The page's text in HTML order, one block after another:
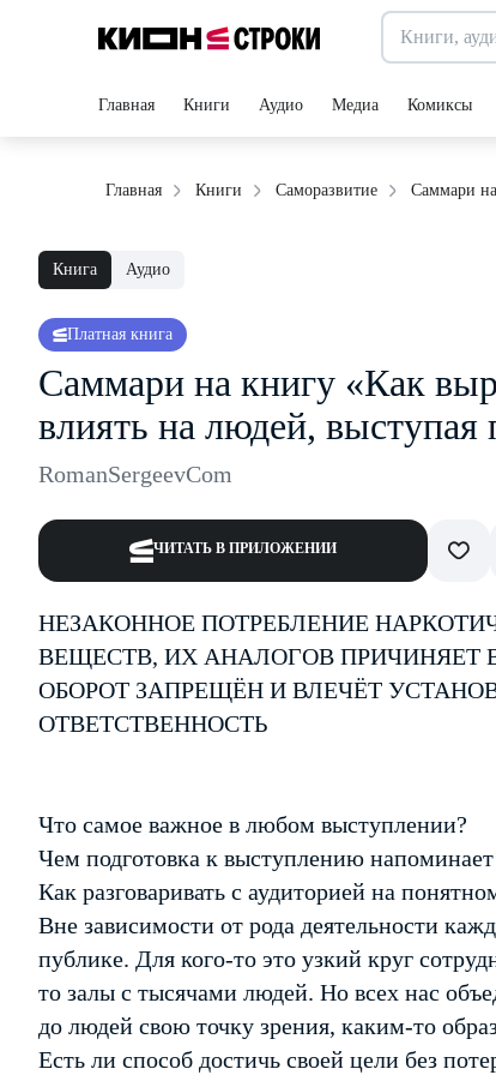
Главная Книги Аудио Медиа Комиксы
Главная Книги Саморазвитие Саммари
Книга Аудио
Платная книга
Саммари на книгу «Как
влиять на людей,
RomanSergeevCom
ЧИТАТЬ В ПРИЛОЖЕНИИ
НЕЗАКОННОЕ ПОТРЕБЛЕНИЕ
ВЕЩЕСТВ, ИХ АНАЛОГОВ ПРИЧИНЯЕТ
ОБОРОТ ЗАПРЕЩЁН И ВЛЕЧЁТ
ОТВЕТСТВЕННОСТЬ
Что самое важное в любом выступлении?
Чем подготовка к выступлению напоминает
Как разговаривать с аудиторией на
Вне зависимости от рода деятельности
публике. Для кого-то это узкий круг
то залы с тысячами людей. Но всех нас
до людей свою точку зрения, каким-то
Есть ли способ достичь своей цели без